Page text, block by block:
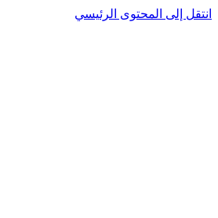
انتقل إلى المحتوى الرئيسي